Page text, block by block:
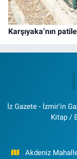
Karşıyaka’nın
İz Gazete - İzmir'in
Kitap /
Akdeniz